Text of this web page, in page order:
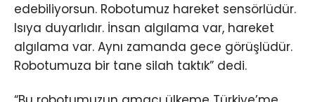
edebiliyorsun. Robotumuz hareket sensörlüdür.
Isıya duyarlıdır. İnsan algılama var, hareket
algılama var. Aynı zamanda gece görüşlüdür.
Robotumuza bir tane silah taktık” dedi.